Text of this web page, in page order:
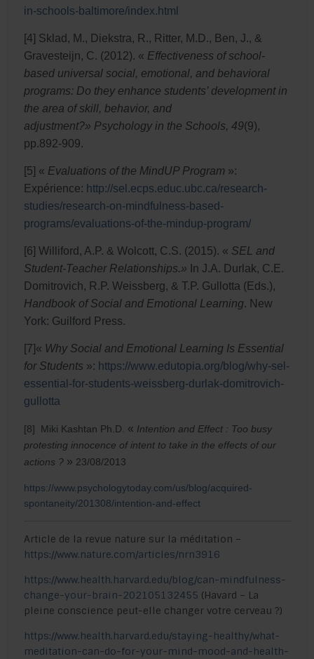
in-schools-baltimore/index.html
[4] Sklad, M., Diekstra, R., Ritter, M.D., Ben, J., &
Gravesteijn, C. (2012). « Effectiveness of school-
based universal social, emotional, and behavioral
programs: Do they enhance students’ development in
the area of skill, behavior, and
adjustment?» Psychology in the Schools, 49(9),
pp.892-909.
[5] « Evaluations of the MindUP Program »:
Expérience: http://sel.ecps.educ.ubc.ca/research-
studies/research-on-mindfulness-based-
programs/evaluations-of-the-mindup-program/
[6] Williford, A.P. & Wolcott, C.S. (2015). « SEL and
Student-Teacher Relationships.» In J.A. Durlak, C.E.
Domitrovich, R.P. Weissberg, & T.P. Gullotta (Eds.),
Handbook of Social and Emotional Learning. New
York: Guilford Press.
[7]« Why Social and Emotional Learning Is Essential
for Students »: https://www.edutopia.org/blog/why-sel-
essential-for-students-weissberg-durlak-domitrovich-
gullotta
[8] Miki Kashtan Ph.D « Intention and Effect : Too busy
protesting innocence of intent to take in the effects of our
actions ? » 23/08/2013
https://www.psychologytoday.com/us/blog/acquired-
spontaneity/201308/intention-and-effect
Article de la revue nature sur la méditation –
https://www.nature.com/articles/nrn3916
https://www.health.harvard.edu/blog/can-mindfulness-
change-your-brain-202105132455 (Havard – La
pleine conscience peut-elle changer votre cerveau ?)
https://www.health.harvard.edu/staying-healthy/what-
meditation-can-do-for-your-mind-mood-and-health-